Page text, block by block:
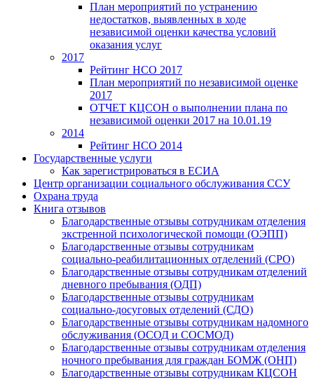
План мероприятий по устранению
недостатков, выявленных в ходе
независимой оценки качества условий
оказания услуг
2017
Рейтинг НСО 2017
План мероприятий по независимой оценке
2017
ОТЧЕТ КЦСОН о выполнении плана по
независимой оценки 2017 на 10.01.19
2014
Рейтинг НСО 2014
Государственные услуги
Как зарегистрироваться в ЕСИА
Центр организации социального обслуживания ССУ
Охрана труда
Книга отзывов
Благодарственные отзывы сотрудникам отделения
экстренной психологической помощи (ОЭПП)
Благодарственные отзывы сотрудникам
социально-реабилитационных отделений (СРО)
Благодарственные отзывы сотрудникам отделений
дневного пребывания (ОДП)
Благодарственные отзывы сотрудникам
социально-досуговых отделений (СДО)
Благодарственные отзывы сотрудникам надомного
обслуживания (ОСОД и СОСМОД)
Благодарственные отзывы сотрудникам отделения
ночного пребывания для граждан БОМЖ (ОНП)
Благодарственные отзывы сотрудникам КЦСОН